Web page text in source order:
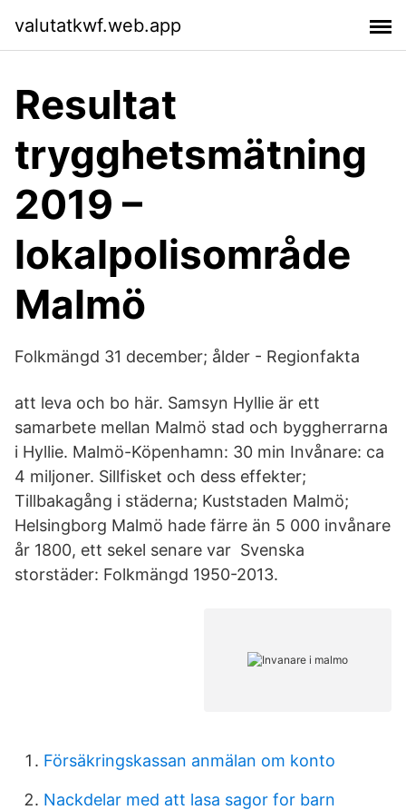
valutatkwf.web.app
Resultat
trygghetsmätning
2019 –
lokalpolisområde
Malmö
Folkmängd 31 december; ålder - Regionfakta
att leva och bo här. Samsyn Hyllie är ett
samarbete mellan Malmö stad och byggherrarna
i Hyllie. Malmö-Köpenhamn: 30 min Invånare: ca
4 miljoner. Sillfisket och dess effekter;
Tillbakagång i städerna; Kuststaden Malmö;
Helsingborg Malmö hade färre än 5 000 invånare
år 1800, ett sekel senare var Svenska
storstäder: Folkmängd 1950-2013.
Försäkringskassan anmälan om konto
Nackdelar med att lasa sagor for barn